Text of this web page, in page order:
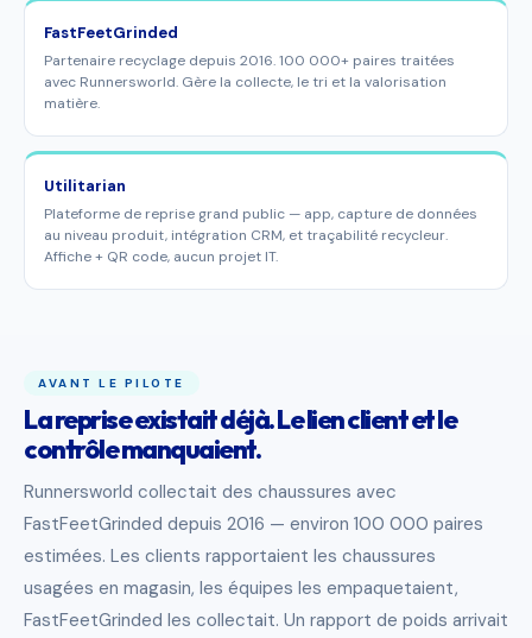
FastFeetGrinded
Partenaire recyclage depuis 2016. 100 000+ paires traitées
avec Runnersworld. Gère la collecte, le tri et la valorisation
matière.
Utilitarian
Plateforme de reprise grand public — app, capture de données
au niveau produit, intégration CRM, et traçabilité recycleur.
Affiche + QR code, aucun projet IT.
AVANT LE PILOTE
La reprise existait déjà. Le lien client et le
contrôle manquaient.
Runnersworld collectait des chaussures avec
FastFeetGrinded depuis 2016 — environ 100 000 paires
estimées. Les clients rapportaient les chaussures
usagées en magasin, les équipes les empaquetaient,
FastFeetGrinded les collectait. Un rapport de poids arrivait